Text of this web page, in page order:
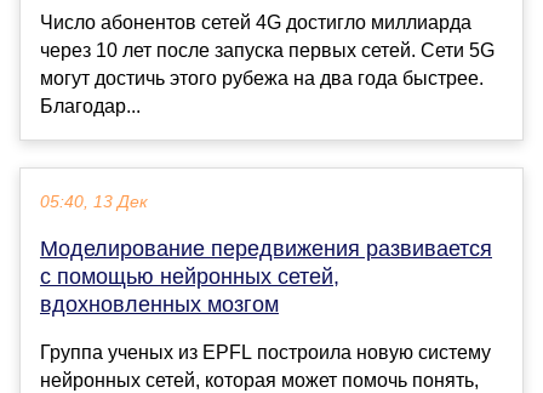
Число абонентов сетей 4G достигло миллиарда
через 10 лет после запуска первых сетей. Сети 5G
могут достичь этого рубежа на два года быстрее.
Благодар...
05:40, 13 Дек
Моделирование передвижения развивается
с помощью нейронных сетей,
вдохновленных мозгом
Группа ученых из EPFL построила новую систему
нейронных сетей, которая может помочь понять,